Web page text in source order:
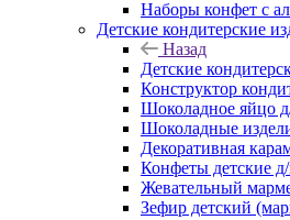
Наборы конфет с
Детские кондитерские
Назад
Детские
Конструктор
Шоколадное яйцо
Шоколадные
Декоративная
Конфеты детские
Жевательный
Зефир детский